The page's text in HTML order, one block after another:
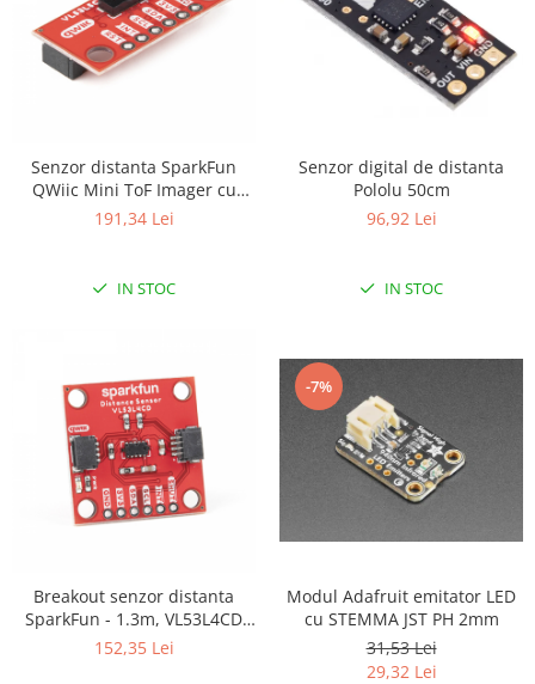
Senzor distanta SparkFun
QWiic Mini ToF Imager cu
VL53L5CX
191,34 Lei
IN STOC
Senzor digital de distanta
Pololu 50cm
96,92 Lei
IN STOC
Breakout senzor distanta
SparkFun - 1.3m, VL53L4CD
(Qwiic)
152,35 Lei
-7%
Modul Adafruit emitator LED
cu STEMMA JST PH 2mm
31,53 Lei
29,32 Lei